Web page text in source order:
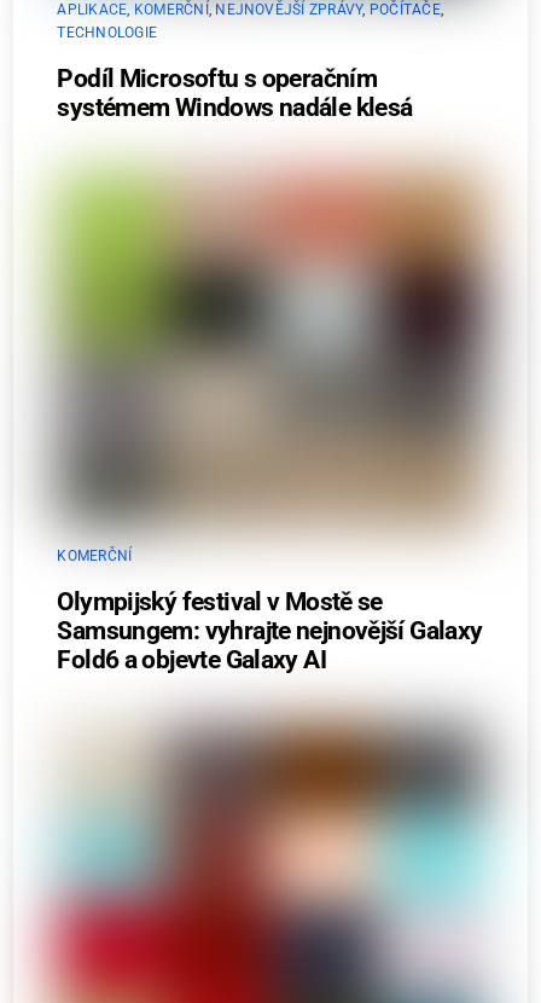
APLIKACE, KOMERČNÍ , NEJNOVĚJŠÍ ZPRÁVY, POČÍTAČE,
TECHNOLOGIE
Podíl Microsoftu s operačním
systémem Windows nadále klesá
KOMERČNÍ
Olympijský festival v Mostě se
Samsungem: vyhrajte nejnovější Galaxy
Fold6 a objevte Galaxy AI